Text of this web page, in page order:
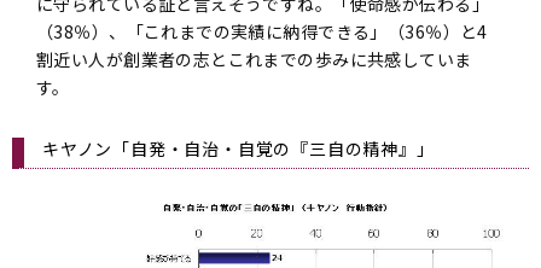
（38％）、「これまでの実績に納得できる」（36％）と4
割近い人が創業者の志とこれまでの歩みに共感していま
す。
キヤノン「自発・自治・自覚の『三自の精神』」